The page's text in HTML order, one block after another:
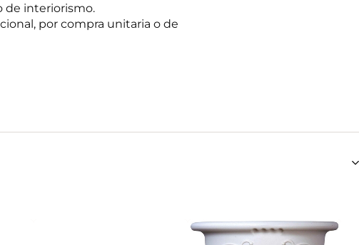
de interiorismo.
por compra unitaria o de